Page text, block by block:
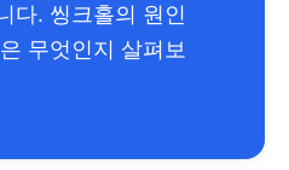
다. 씽크홀의 원인
무엇인지 살펴보